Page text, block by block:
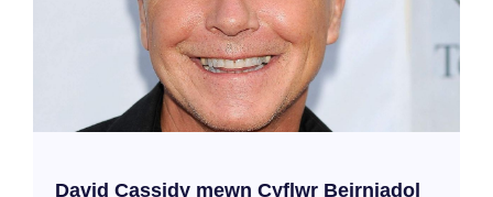
David Cassidy mewn Cyflwr Beirniadol